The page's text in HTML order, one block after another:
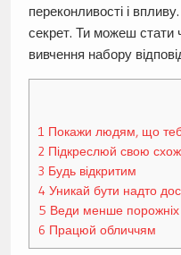
переконливості і
секрет. Ти можеш стати
вивчення набору
1 Покажи людям, що
2Підкреслюй свою
3 Будь відкритим
4 Уникай бути надто
5 Веди менше
6 Працюй обличчям